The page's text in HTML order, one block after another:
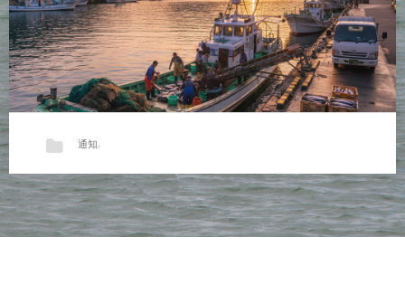
開業30周年のご報告
平素より格別のご愛顧を賜り、誠に…
通知,